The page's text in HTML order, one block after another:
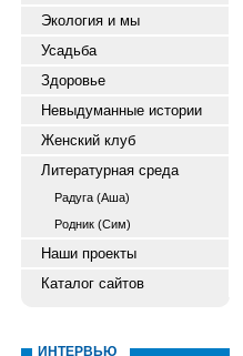
Экология и мы
Усадьба
Здоровье
Невыдуманные истории
Женский клуб
Литературная среда
Радуга (Аша)
Родник (Сим)
Наши проекты
Каталог сайтов
ИНТЕРВЬЮ